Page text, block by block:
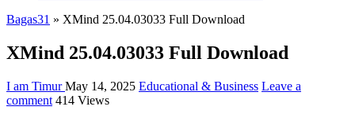
Bagas31 » XMind 25.04.03033 Full Download
XMind 25.04.03033 Full Download
I am TimurMay 14, 2025 Educational & Business Leave a
comment 414 Views